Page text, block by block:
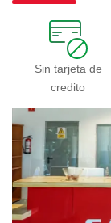
Sin tarjeta de
credito